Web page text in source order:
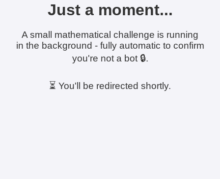
Just a moment...
A small mathematical challenge is running
in the background - fully automatic to confirm
you're not a bot 🔒.
⏳ You'll be redirected shortly.